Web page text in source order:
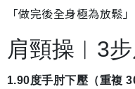
「做完後全身極為放鬆」
肩頸操︱3
1.90度手肘下壓（重複